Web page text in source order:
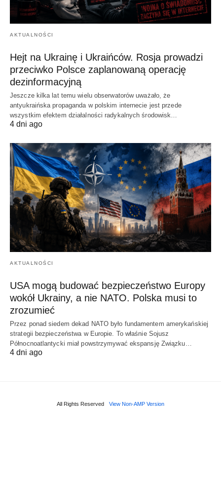
AKTUALNOŚCI
Hejt na Ukrainę i Ukraińców. Rosja prowadzi
przeciwko Polsce zaplanowaną operację
dezinformacyjną
Jeszcze kilka lat temu wielu obserwatorów uważało, że
antyukraińska propaganda w polskim internecie jest przede
wszystkim efektem działalności radykalnych środowisk…
4 dni ago
AKTUALNOŚCI
USA mogą budować bezpieczeństwo Europy
wokół Ukrainy, a nie NATO. Polska musi to
zrozumieć
Przez ponad siedem dekad NATO było fundamentem amerykańskiej
strategii bezpieczeństwa w Europie. To właśnie Sojusz
Północnoatlantycki miał powstrzymywać ekspansję Związku…
4 dni ago
All Rights Reserved View Non-AMP Version